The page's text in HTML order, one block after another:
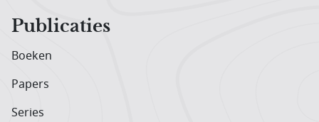
Publicaties
Boeken
Papers
Series